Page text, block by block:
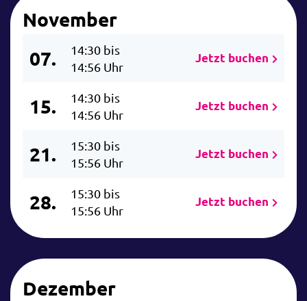
November
07.
14:30 bis
14:56 Uhr
Jetzt buchen
15.
14:30 bis
14:56 Uhr
Jetzt buchen
21.
15:30 bis
15:56 Uhr
Jetzt buchen
28.
15:30 bis
15:56 Uhr
Jetzt buchen
Dezember